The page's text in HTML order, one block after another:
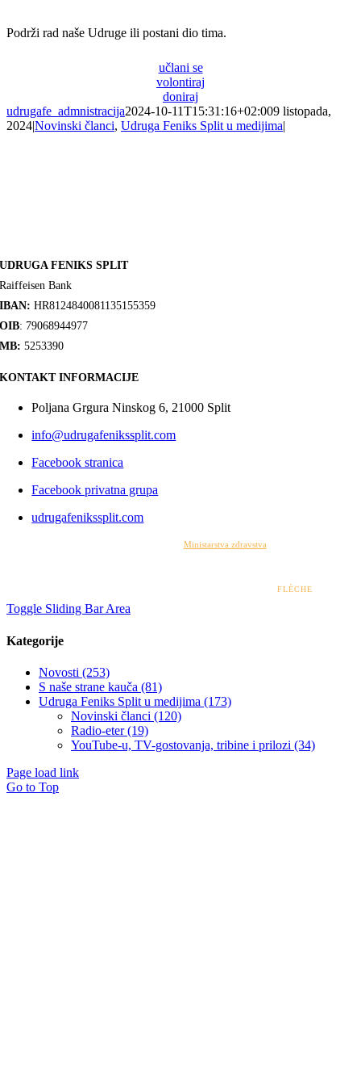
Podrži rad naše Udruge ili postani dio tima.
učlani se
volontiraj
doniraj
udrugafe_admnistracija2024-10-11T15:31:16+02:009 listopada,
2024|Novinski članci, Udruga Feniks Split u medijima|
UDRUGA FENIKS SPLIT
Raiffeisen Bank
IBAN: HR8124840081135155359
OIB: 79068944977
MB: 5253390
KONTAKT INFORMACIJE
Poljana Grgura Ninskog 6, 21000 Split
info@udrugafenikssplit.com
Facebook stranica
Facebook privatna grupa
udrugafenikssplit.com
Ministarstva zdravstva
FLÈCHE
Toggle Sliding Bar Area
Kategorije
Novosti (253)
S naše strane kauča (81)
Udruga Feniks Split u medijima (173)
Novinski članci (120)
Radio-eter (19)
YouTube-u, TV-gostovanja, tribine i prilozi (34)
Page load link
Go to Top